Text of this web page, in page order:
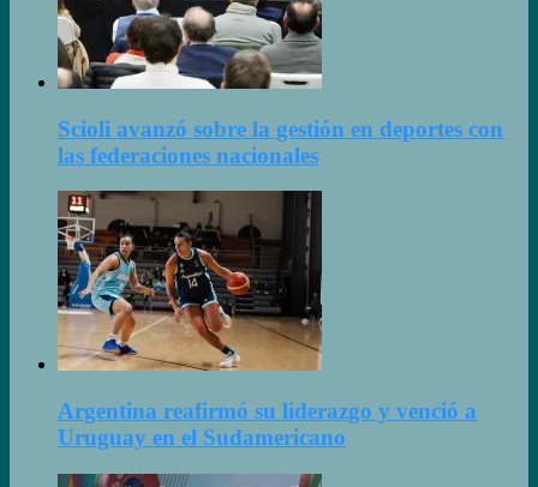
Scioli avanzó sobre la gestión en deportes con
las federaciones nacionales
Argentina reafirmó su liderazgo y venció a
Uruguay en el Sudamericano